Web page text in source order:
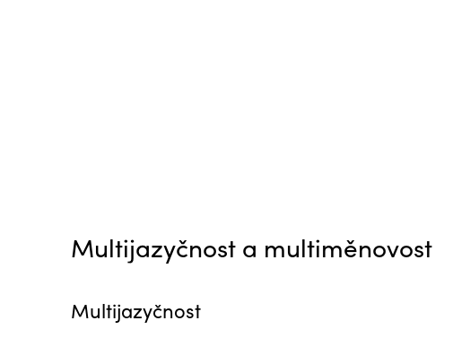
Multijazyčnost a multiměnovost
Multijazyčnost